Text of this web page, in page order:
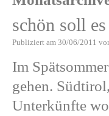
schön soll
Publiziert am 30/06/2011
Im
gehen.
Unterkünfte